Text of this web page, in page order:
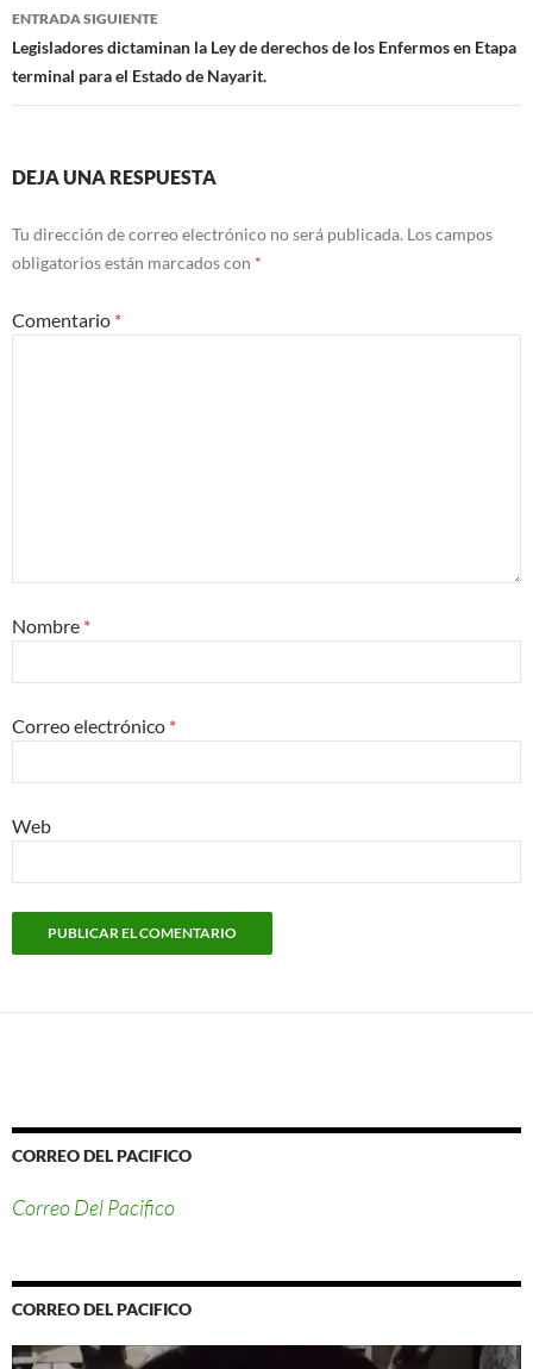
ENTRADA SIGUIENTE
Legisladores dictaminan la Ley de derechos de los Enfermos en Etapa
terminal para el Estado de Nayarit.
DEJA UNA RESPUESTA
Tu dirección de correo electrónico no será publicada. Los campos
obligatorios están marcados con *
Comentario *
Nombre *
Correo electrónico *
Web
CORREO DEL PACIFICO
Correo Del Pacifico
CORREO DEL PACIFICO